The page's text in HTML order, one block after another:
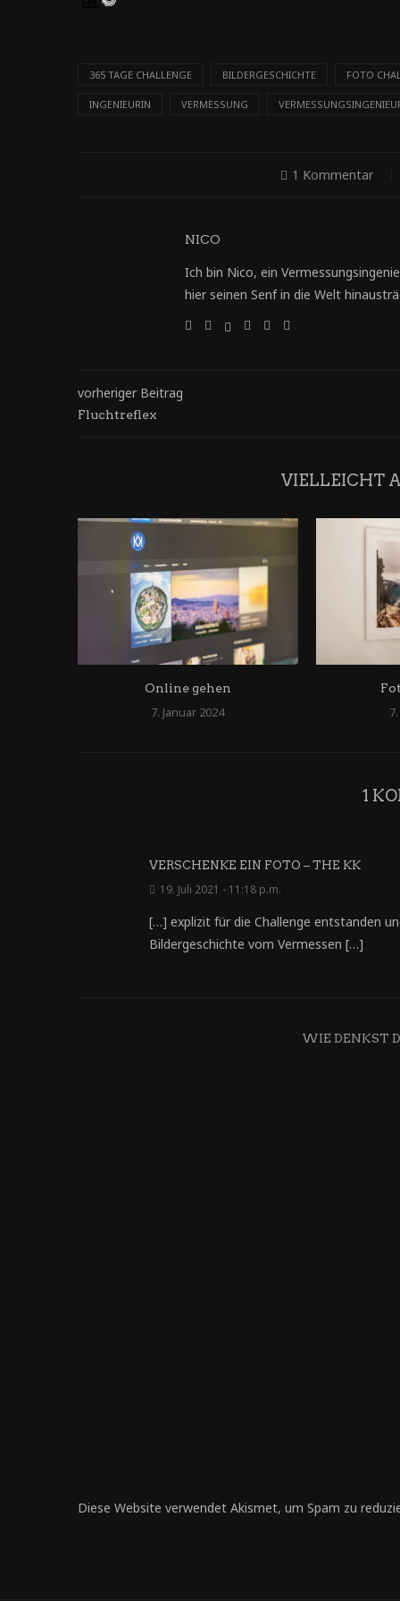
365 TAGE CHALLENGE BILDERGESCHICHTE FOTO
INGENIEURIN VERMESSUNG
1 Kommentar
NICO
Ich bin Nico, ein
hier seinen Senf in die Welt
vorheriger Beitrag
Fluchtreflex
VIELLEICHT
Online gehen
7. Januar 2024
1
VERSCHENKE EIN FOTO – THE KK
19. Juli 2021 - 11:18 p.m.
[…] explizit für die Challenge entstanden
Bildergeschichte vom Vermessen […]
WIE DENKST
Diese Website verwendet Akismet, um Spam zu